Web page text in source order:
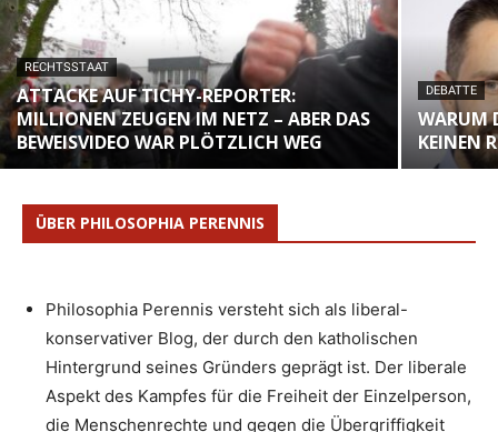
RECHTSSTAAT
ATTACKE AUF TICHY-REPORTER:
MILLIONEN ZEUGEN IM NETZ – ABER DAS
BEWEISVIDEO WAR PLÖTZLICH WEG
DEBATTE
WARUM
KEINEN
ÜBER PHILOSOPHIA PERENNIS
Philosophia Perennis versteht sich als liberal-
konservativer Blog, der durch den katholischen
Hintergrund seines Gründers geprägt ist. Der liberale
Aspekt des Kampfes für die Freiheit der Einzelperson,
die Menschenrechte und gegen die Übergriffigkeit